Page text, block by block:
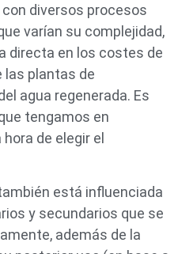
diversos procesos
varían su complejidad,
directa en los costes de
las plantas de
agua regenerada. Es
tengamos en
de elegir el
está influenciada
y secundarios que se
además de la